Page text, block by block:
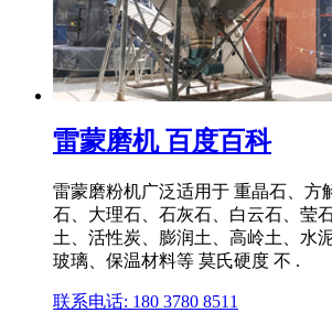
雷蒙磨机 百度百科
雷蒙磨粉机广泛适用于 重晶石、方
石、大理石、石灰石、白云石、莹
土、活性炭、膨润土、高岭土、水
玻璃、保温材料等 莫氏硬度 不 .
联系电话: 180 3780 8511